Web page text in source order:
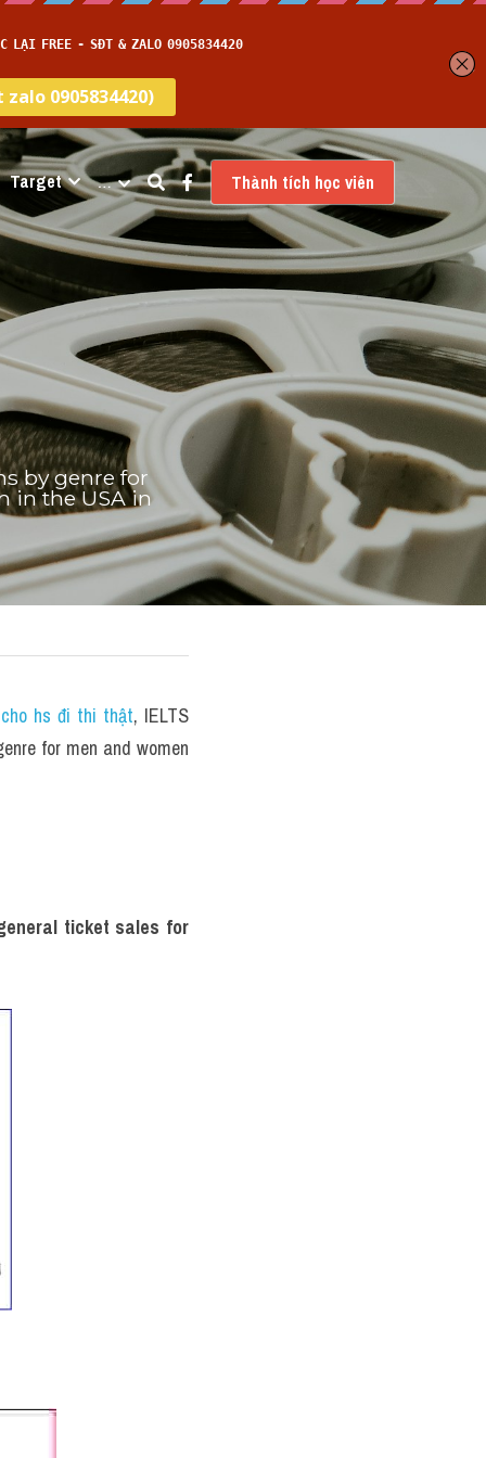
Target … Thành tích học viên
by genre for
in the USA in
hs đi thi thật, IELTS
for men and women
ticket sales for